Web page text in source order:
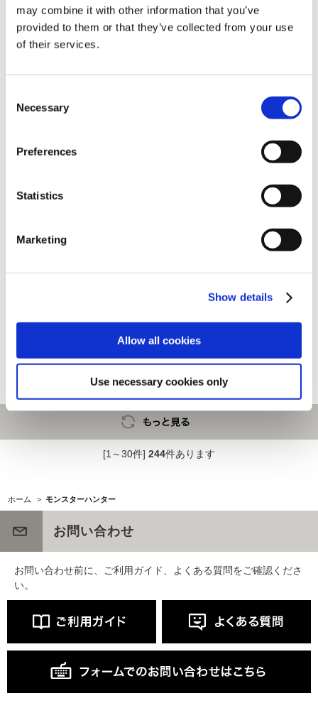
may combine it with other information that you’ve
provided to them or that they’ve collected from your use
of their services.
Selection
Necessary
Preferences
Statistics
Marketing
Show details
Allow all cookies
Use necessary cookies only
モンスターハンター モンでふぉ
クリアファイル キービジュアル
モンスターハンター モンでふぉ
モンスターハンターフェスタ'26
[1～30件] 244件あります
ホーム > モンスターハンター
お問い合わせ
お問い合わせ前に、ご利用ガイド、よくある質問をご確認くださ
い。